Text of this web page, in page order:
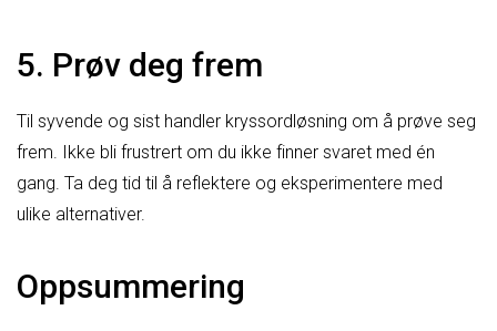
5. Prøv deg frem
Til syvende og sist handler kryssordløsning om å prøve seg
frem. Ikke bli frustrert om du ikke finner svaret med én
gang. Ta deg tid til å reflektere og eksperimentere med
ulike alternativer.
Oppsummering